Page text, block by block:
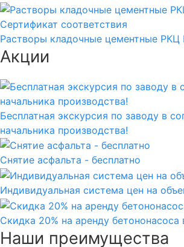
Сертификат соответствия
Растворы кладочные цементные
Акции
Бесплатная экскурсия по заводу в
начальника производства!
Снятие асфальта - бесплатно
Индивидуальная система цен на
Скидка 20% на аренду
Наши преимущества